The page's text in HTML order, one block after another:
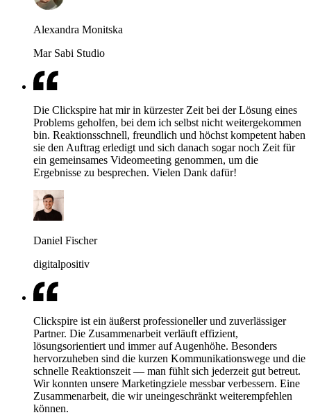
Alexandra Monitska
Mar Sabi Studio
Die Clickspire hat mir in kürzester Zeit bei der Lösung eines
Problems geholfen, bei dem ich selbst nicht weitergekommen
bin. Reaktionsschnell, freundlich und höchst kompetent haben
sie den Auftrag erledigt und sich danach sogar noch Zeit für
ein gemeinsames Videomeeting genommen, um die
Ergebnisse zu besprechen. Vielen Dank dafür!
Daniel Fischer
digitalpositiv
Clickspire ist ein äußerst professioneller und zuverlässiger
Partner. Die Zusammenarbeit verläuft effizient,
lösungsorientiert und immer auf Augenhöhe. Besonders
hervorzuheben sind die kurzen Kommunikationswege und die
schnelle Reaktionszeit — man fühlt sich jederzeit gut betreut.
Wir konnten unsere Marketingziele messbar verbessern. Eine
Zusammenarbeit, die wir uneingeschränkt weiterempfehlen
können.